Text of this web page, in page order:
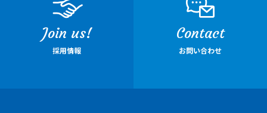
Join us!
採用情報
Contact
お問い合わせ